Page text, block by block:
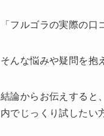
「フルゴラの実際の
そんな悩みや疑問を抱
結論からお伝えすると
内でじっくり試したい